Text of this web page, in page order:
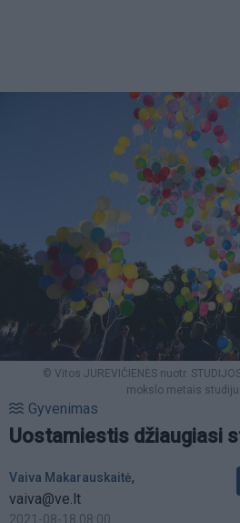
© Vitos JUREVIČIENĖS nuotr.
mokslo metais
Gyvenimas
Uostamiestis džiaugiasi
Vaiva Makarauskaitė,
vaiva@ve.lt
2021-08-18 08:00